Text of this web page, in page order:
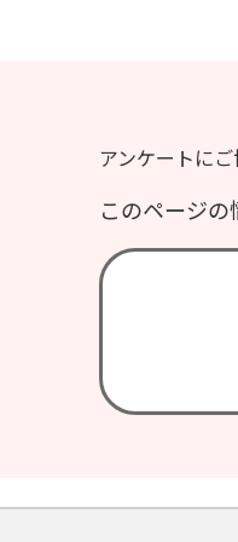
アンケートに
このページ